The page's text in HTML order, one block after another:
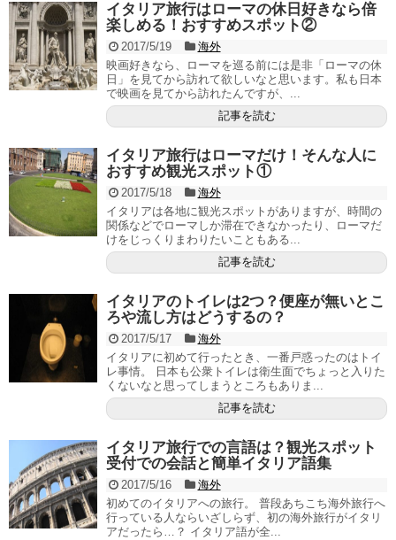
イタリア旅行はローマの休日好きなら倍
楽しめる！おすすめスポット②
2017/5/19
海外
映画好きなら、ローマを巡る前には是非「ローマの休
日」を見てから訪れて欲しいなと思います。私も日本
で映画を見てから訪れたんですが、...
記事を読む
イタリア旅行はローマだけ！そんな人に
おすすめ観光スポット①
2017/5/18
海外
イタリアは各地に観光スポットがありますが、時間の
関係などでローマしか滞在できなかったり、ローマだ
けをじっくりまわりたいこともある...
記事を読む
イタリアのトイレは2つ？便座が無いとこ
ろや流し方はどうするの？
2017/5/17
海外
イタリアに初めて行ったとき、一番戸惑ったのはトイ
レ事情。 日本も公衆トイレは衛生面でちょっと入りた
くないなと思ってしまうところもありま...
記事を読む
イタリア旅行での言語は？観光スポット
受付での会話と簡単イタリア語集
2017/5/16
海外
初めてのイタリアへの旅行。 普段あちこち海外旅行へ
行っている人ならいざしらず、初の海外旅行がイタリ
アだったら…？ イタリア語が全...